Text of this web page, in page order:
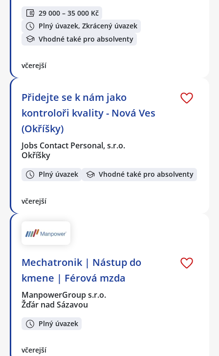
29 000 – 35 000 Kč
Plný úvazek, Zkrácený úvazek
Vhodné také pro absolventy
včerejší
Přidejte se k nám jako
kontroloři kvality - Nová Ves
(Okříšky)
Jobs Contact Personal, s.r.o.
Okříšky
Plný úvazek Vhodné také pro absolventy
včerejší
Mechatronik | Nástup do
kmene | Férová mzda
ManpowerGroup s.r.o.
Žďár nad Sázavou
Plný úvazek
včerejší